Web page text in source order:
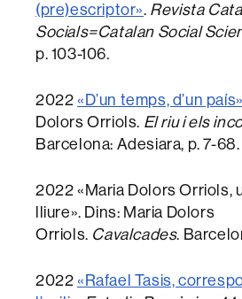
(pre)escriptor». Revista
Socials=Catalan Social
p. 103-106.
2022 «D’un temps, d’un país»
Dolors Orriols. El riu i els
Barcelona: Adesiara, p. 7-68.
2022 «Maria Dolors Orriols,
lliure». Dins: Maria Dolors
Orriols. Cavalcades.
2022 «Rafael Tasis,